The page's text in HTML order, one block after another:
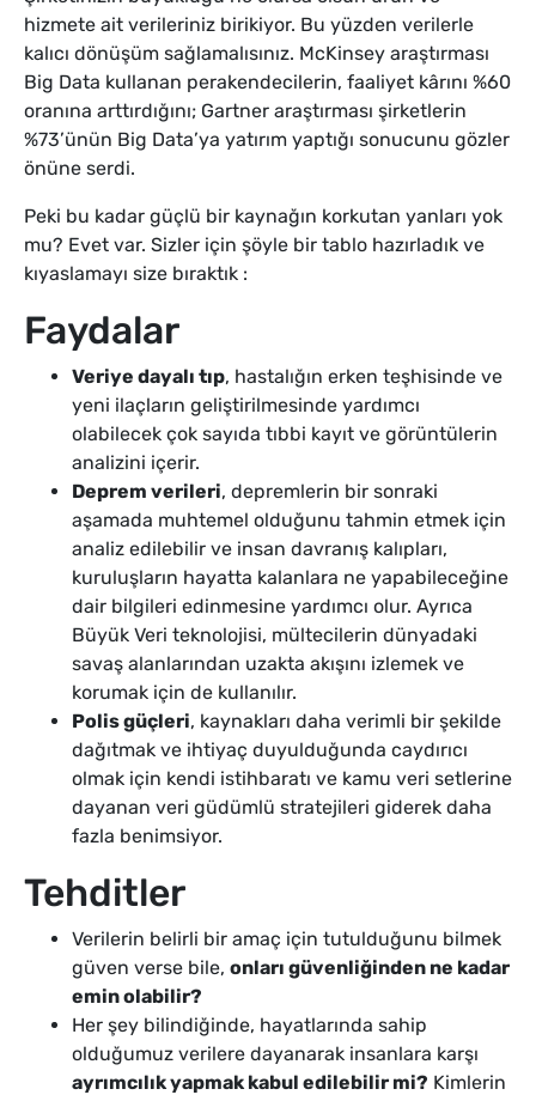
hizmete ait verileriniz birikiyor. Bu yüzden verilerle
kalıcı dönüşüm sağlamalısınız. McKinsey araştırması
Big Data kullanan perakendecilerin, faaliyet kârını %60
oranına arttırdığını; Gartner araştırması şirketlerin
%73’ünün Big Data’ya yatırım yaptığı sonucunu gözler
önüne serdi.
Peki bu kadar güçlü bir kaynağın korkutan yanları yok
mu? Evet var. Sizler için şöyle bir tablo hazırladık ve
kıyaslamayı size bıraktık :
Faydalar
Veriye dayalı tıp, hastalığın erken teşhisinde ve
yeni ilaçların geliştirilmesinde yardımcı
olabilecek çok sayıda tıbbi kayıt ve görüntülerin
analizini içerir.
Deprem verileri, depremlerin bir sonraki
aşamada muhtemel olduğunu tahmin etmek için
analiz edilebilir ve insan davranış kalıpları,
kuruluşların hayatta kalanlara ne yapabileceğine
dair bilgileri edinmesine yardımcı olur. Ayrıca
Büyük Veri teknolojisi, mültecilerin dünyadaki
savaş alanlarından uzakta akışını izlemek ve
korumak için de kullanılır.
Polis güçleri, kaynakları daha verimli bir şekilde
dağıtmak ve ihtiyaç duyulduğunda caydırıcı
olmak için kendi istihbaratı ve kamu veri setlerine
dayanan veri güdümlü stratejileri giderek daha
fazla benimsiyor.
Tehditler
Verilerin belirli bir amaç için tutulduğunu bilmek
güven verse bile, onları güvenliğinden ne kadar
emin olabilir?
Her şey bilindiğinde, hayatlarında sahip
olduğumuz verilere dayanarak insanlara karşı
ayrımcılık yapmak kabul edilebilir mi? Kimlerin